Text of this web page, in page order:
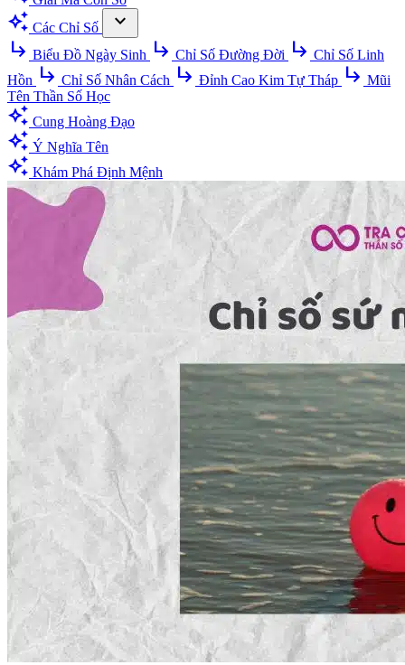
auto_awesome Các Chỉ Số
expand_more
subdirectory_arrow_right Biểu Đồ Ngày Sinh subdirectory_arrow_right Chỉ Số Đường Đời subdirectory_arrow_right Chỉ Số Linh
Hồn subdirectory_arrow_right Chỉ Số Nhân Cách subdirectory_arrow_right Đỉnh Cao Kim Tự Tháp subdirectory_arrow_right Mũi
Tên Thần Số Học
auto_awesome Cung Hoàng Đạo
auto_awesome Ý Nghĩa Tên
auto_awesome Khám Phá Định Mệnh